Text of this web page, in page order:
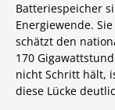
Batteriespeicher
Energiewende.
schätzt den
170
nicht Schritt hält,
diese Lücke